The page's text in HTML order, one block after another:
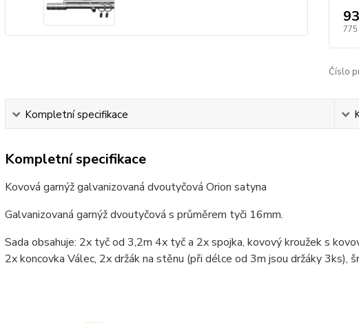
775
Číslo
Kompletní specifikace
Kompletní specifikace
Kovová garnýž galvanizovaná dvoutyčová Orion satyna
Galvanizovaná garnýž dvoutyčová s průměrem tyči 16mm.
Sada obsahuje: 2x tyč od 3,2m 4x tyč a 2x spojka, kovový kroužek s
2x koncovka Válec, 2x držák na stěnu (při délce od 3m jsou držáky 3ks),